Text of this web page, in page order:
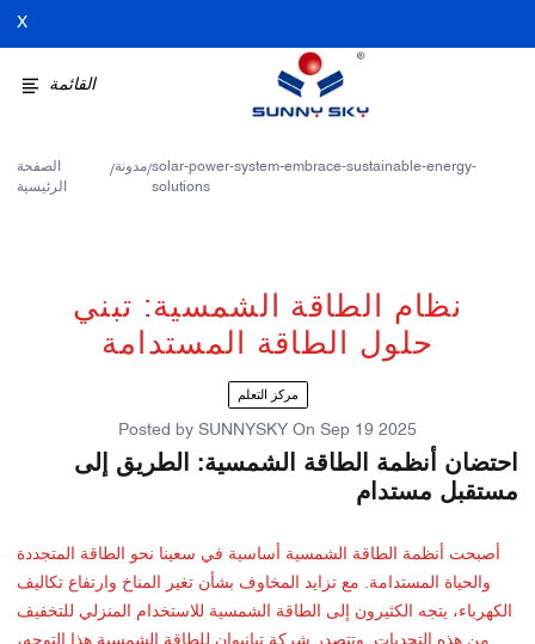
X
القائمة
الصفحة
الرئيسية
/مدونة/solar-power-system-embrace-sustainable-energy-
solutions
نظام الطاقة الشمسية: تبني
حلول الطاقة المستدامة
مركز التعلم
Posted by SUNNYSKY On Sep 19 2025
احتضان أنظمة الطاقة الشمسية: الطريق إلى
مستقبل مستدام
أصبحت أنظمة الطاقة الشمسية أساسية في سعينا نحو الطاقة المتجددة
والحياة المستدامة. مع تزايد المخاوف بشأن تغير المناخ وارتفاع تكاليف
الكهرباء، يتجه الكثيرون إلى الطاقة الشمسية للاستخدام المنزلي للتخفيف